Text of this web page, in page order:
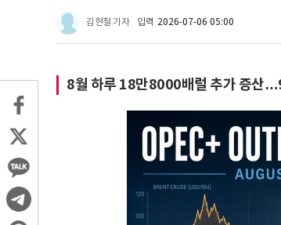
김현철 기자 입력 2026-07-06 05:00
8월 하루 18만8000배럴 추가 증산